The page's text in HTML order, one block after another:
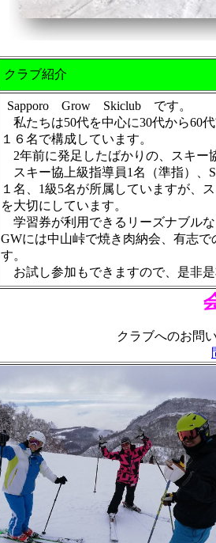
クラブ紹介
Sapporo Grow Skiclub です。
私たちは50代を中心に30代から60
１６名で構成しています。
2年前に発足したばかりの、スキ
スキー協上級指導員1名（準指）、
１名、1級5名が所属していますが、
を大切にしています。
学習券が利用できるリーズナブル
GWには中山峠で焼き肉納会、有志
す。
お試し参加もできますので、
クラブへのお問